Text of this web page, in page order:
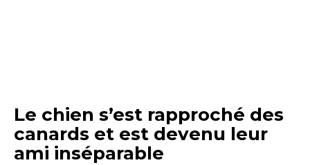
Le chien s’est rapproché des
canards et est devenu leur
ami inséparable